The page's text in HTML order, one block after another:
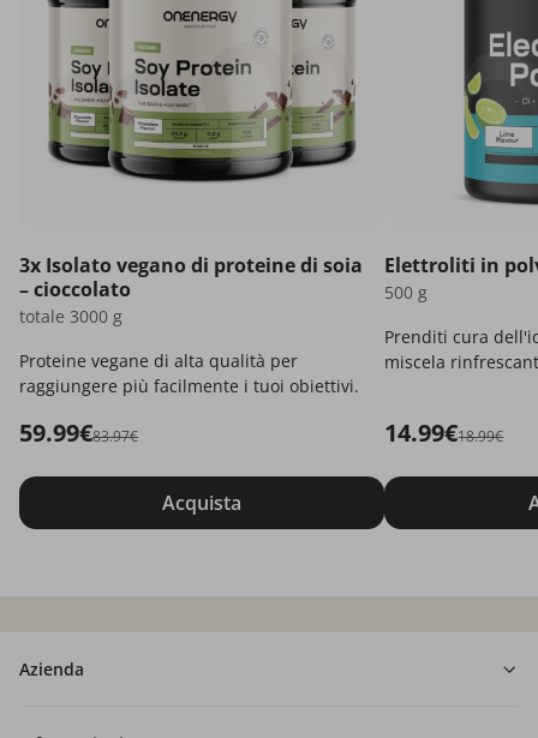
3x Isolato vegano di proteine di soia
– cioccolato
totale 3000 g
Proteine vegane di alta qualità per
raggiungere più facilmente i tuoi obiettivi.
59.99€83.97€
Acquista
Elettroliti in
500 g
Prenditi cura
miscela
14.99€18.99€
Azienda